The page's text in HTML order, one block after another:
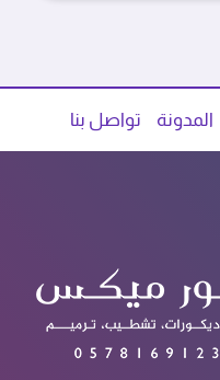
المدونة تواصل بنا